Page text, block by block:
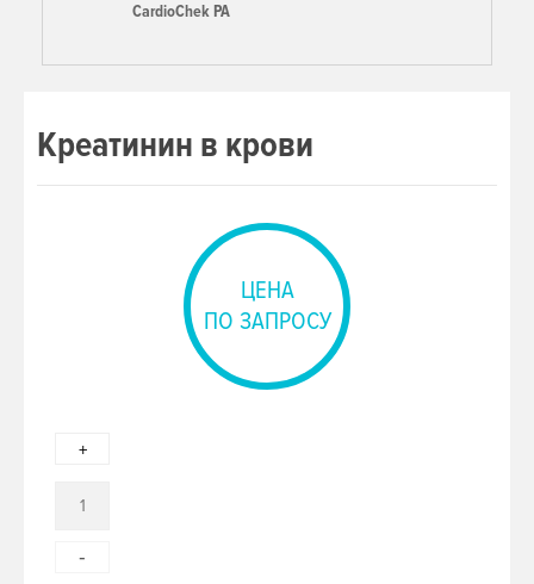
CardioChek PA
Креатинин в крови
ЦЕНА
ПО ЗАПРОСУ
+
-